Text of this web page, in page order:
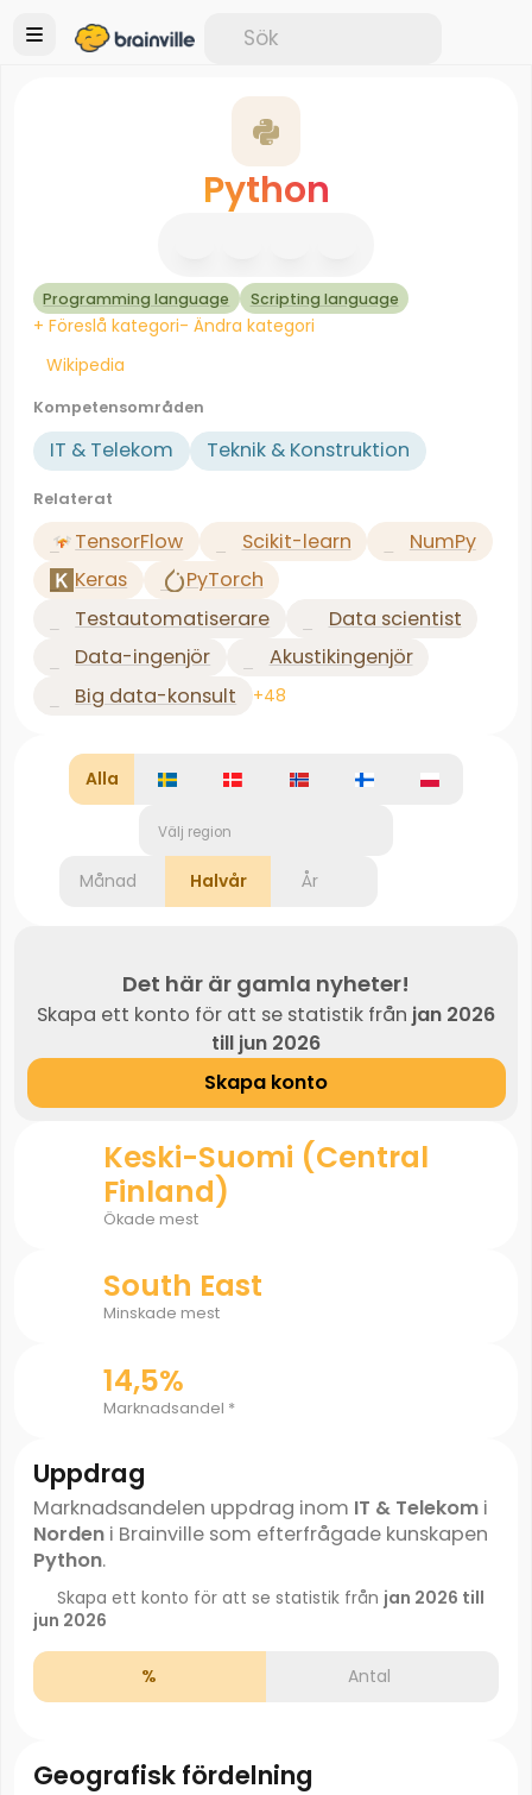
Python
Programming language Scripting language
+ Föreslå kategori- Ändra kategori
Wikipedia
Kompetensområden
IT & Telekom Teknik & Konstruktion
Relaterat
TensorFlow Scikit-learn
NumPy
Keras
PyTorch
Testautomatiserare
Data scientist
Data-ingenjör
Akustikingenjör
Big data-konsult
+48
Alla
Välj region
Månad Halvår År
Det här är gamla nyheter!
Skapa ett konto för att se statistik från jan 2026
till jun 2026
Skapa konto
Keski-Suomi (Central
Finland)
Ökade mest
South East
Minskade mest
14,5%
Marknadsandel *
Uppdrag
Marknadsandelen uppdrag inom IT & Telekomi
Nordeni Brainville som efterfrågade kunskapen
Python.
Skapa ett konto för att se statistik från jan 2026 till
jun 2026
% Antal
Geografisk fördelning